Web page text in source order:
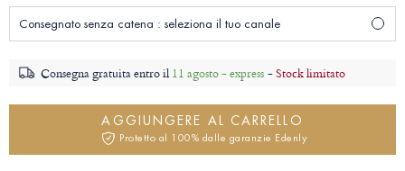
Consegnato senza catena : seleziona il tuo canale
Consegna gratuita entro il 11 agosto - express -Stock limitato
AGGIUNGERE AL CARRELLO
Protetto al 100% dalle garanzie Edenly